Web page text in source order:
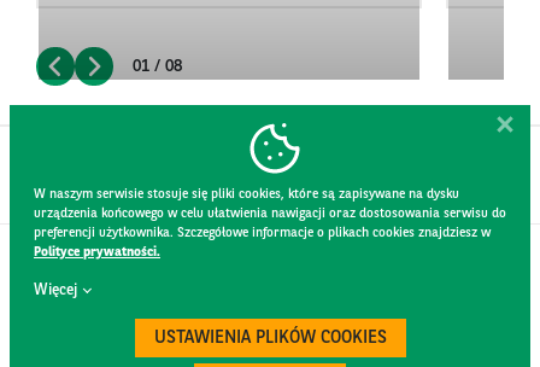
01 / 08
W naszym serwisie stosuje się pliki cookies, które są zapisywane na dysku
urządzenia końcowego w celu ułatwienia nawigacji oraz dostosowania serwisu do
preferencji użytkownika. Szczegółowe informacje o plikach cookies znajdziesz w
Polityce prywatności.
Więcej
USTAWIENIA PLIKÓW COOKIES
REGULAMIN STRONY
POLITYKA PRYWATNOŚCI